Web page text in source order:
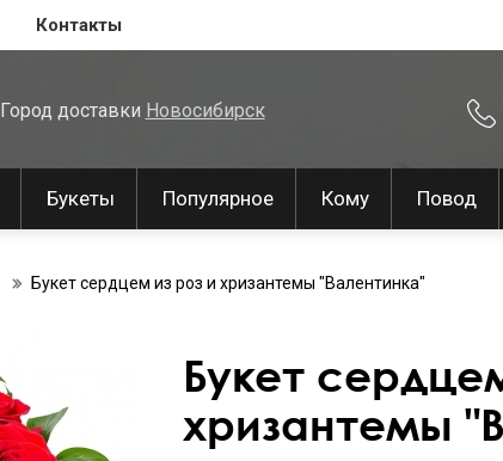
Контакты
Город доставки Новосибирск
Букеты Популярное Кому Повод
Букет сердцем из роз и хризантемы "Валентинка"
Букет
хризантемы